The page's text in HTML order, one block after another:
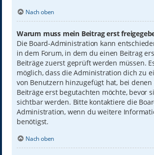
Nach oben
Warum muss mein Beitrag erst
Die Board-Administration kann
in dem Forum, in dem du einen Beitrag
Beiträge zuerst geprüft werden müssen.
möglich, dass die Administration dich zu
von Benutzern hinzugefügt hat, bei denen
Beiträge erst begutachten möchte, bevor
sichtbar werden. Bitte kontaktiere die
Administration, wenn du weitere
benötigst.
Nach oben